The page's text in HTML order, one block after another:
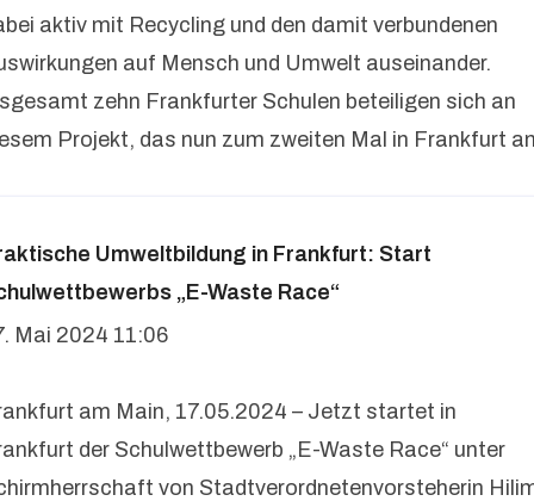
aktiv mit Recycling und den damit verbundenen
auf Mensch und Umwelt auseinander.
zehn Frankfurter Schulen beteiligen sich an
Projekt, das nun zum zweiten Mal in Frankfurt
Umweltbildung in Frankfurt: Start
„E-Waste Race“
Mai 2024 11:06
am Main, 17.05.2024 – Jetzt startet in
der Schulwettbewerb „E-Waste Race“ unter
von Stadtverordnetenvorsteherin